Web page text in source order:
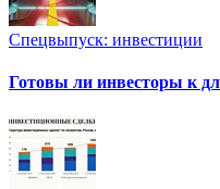
Спецвыпуск: инвестиции
Готовы ли инвесторы к